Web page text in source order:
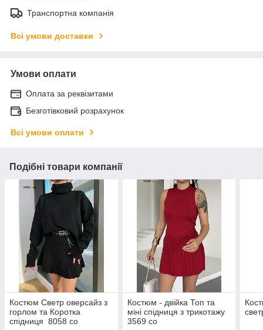
Транспортна компанія
Всі умови доставки
Умови оплати
Оплата за реквізитами
Безготівковий розрахунок
Всі умови оплати
Подібні товари компанії
Костюм Светр оверсайз з
горлом та Коротка
спідниця 8058 со
Костюм - двійка Топ та
міні спідниця з трикотажу
3569 со